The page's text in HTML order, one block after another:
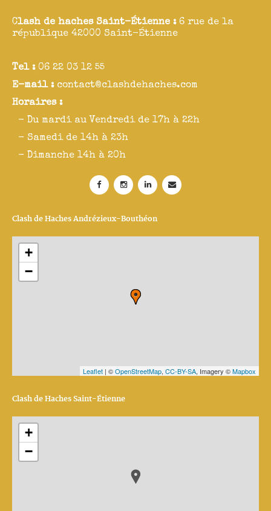
Clash de haches Saint-Étienne : 6 rue de la
république 42000 Saint-Étienne
Tel : 06 22 03 12 55
E-mail : contact@clashdehaches.com
Horaires :
- Du mardi au Vendredi de 17h à 22h
- Samedi de 14h à 23h
- Dimanche 14h à 20h
Clash de Haches Andrézieux-Bouthéon
+
−
Leaflet | ©OpenStreetMap, CC-BY-SA, Imagery ©Mapbox
Clash de Haches Saint-Étienne
+
−